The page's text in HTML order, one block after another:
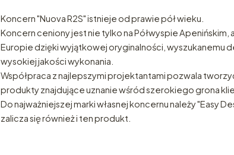
Koncern "Nuova R2S" istnieje od prawie pół wieku.
Koncern ceniony jest nie tylko na Półwyspie Apenińskim,
Europie dzięki wyjątkowej oryginalności, wyszukanemu
wysokiej jakości wykonania.
Współpraca z najlepszymi projektantami pozwala
produkty znajdujące uznanie wśród szerokiego grona
Do najważniejszej marki własnej koncernu należy "Easy
zalicza się również i ten produkt.